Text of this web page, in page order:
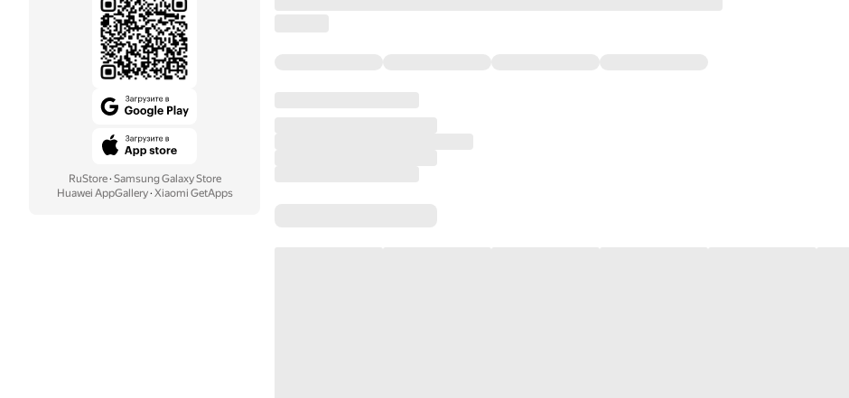
RuStore· Samsung Galaxy Store
Huawei AppGallery· Xiaomi GetApps